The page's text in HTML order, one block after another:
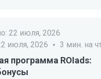
22 июля, 2026
июля, 2026 3 мин. на
программа ROIads: